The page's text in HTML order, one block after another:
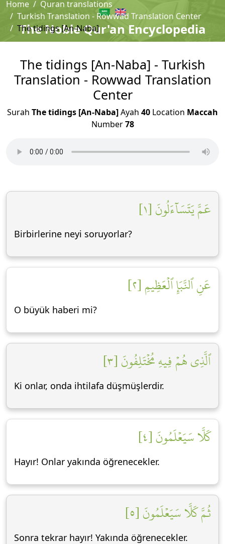
The Noble Qur'an Encyclopedia
Home
Quran translations
Turkish Translation - Rowwad Translation Center
The tidings [An-Naba]
The tidings [An-Naba] - Turkish
Translation - Rowwad Translation
Center
Surah The tidings [An-Naba]Ayah 40 Location Maccah
Number78
عَمَّ يَتَسَآءَلُونَ [١]
Birbirlerine neyi soruyorlar?
عَنِ ٱلنَّبَإِ ٱلۡعَظِيمِ [٢]
O büyük haberi mi?
ٱلَّذِي هُمۡ فِيهِ مُخۡتَلِفُونَ [٣]
Ki onlar, onda ihtilafa düşmüşlerdir.
كَلَّا سَيَعۡلَمُونَ [٤]
Hayır! Onlar yakında öğrenecekler.
ثُمَّ كَلَّا سَيَعۡلَمُونَ [٥]
Sonra tekrar hayır! Yakında öğrenecekler.